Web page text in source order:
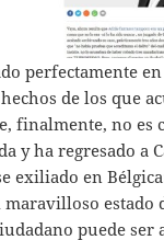
perfectamente
de los que
finalmente, no es
y ha regresado a
exiliado en
estado
puede ser